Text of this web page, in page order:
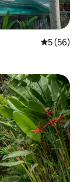
평점 5점(5
5 (56)